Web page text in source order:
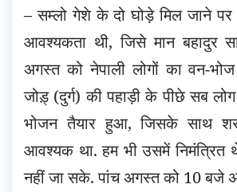
– सम्लो गेशे के दो घोड़े मिल जाने
आवश्यकता थी, जिसे मान बहादुर
अगस्त को नेपाली लोगों का वन-
जोड़् (दुर्ग) की पहाड़ी के पीछे सब
भोजन तैयार हुआ, जिसके साथ
आवश्यक था. हम भी उसमें निमंत्रित
नहीं जा सके. पांच अगस्त को 10 बजे